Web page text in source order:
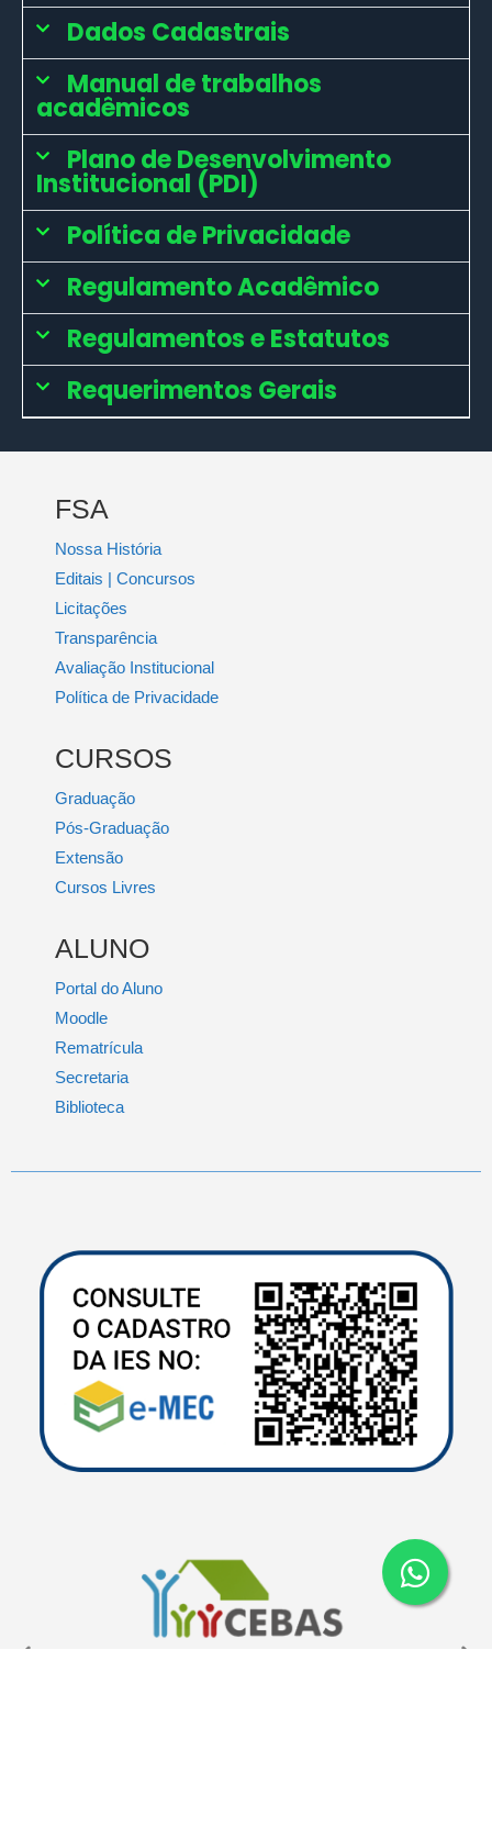
Dados Cadastrais
Manual de trabalhos
acadêmicos
Plano de Desenvolvimento
Institucional (PDI)
Política de Privacidade
Regulamento Acadêmico
Regulamentos e Estatutos
Requerimentos Gerais
FSA
Nossa História
Editais | Concursos
Licitações
Transparência
Avaliação Institucional
Política de Privacidade
CURSOS
Graduação
Pós-Graduação
Extensão
Cursos Livres
ALUNO
Portal do Aluno
Moodle
Rematrícula
Secretaria
Biblioteca